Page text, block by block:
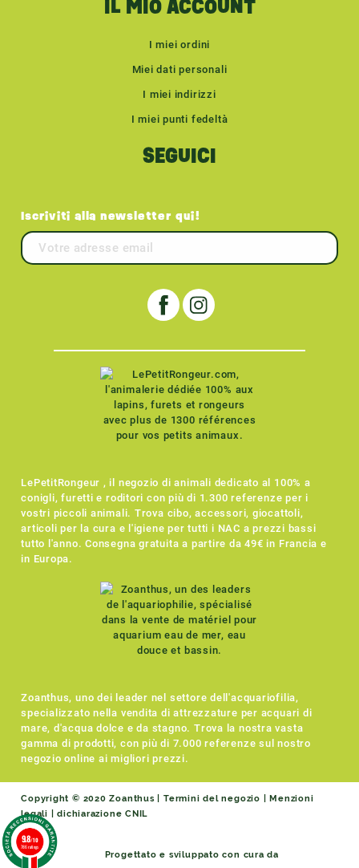
IL MIO ACCOUNT
I miei ordini
Miei dati personali
I miei indirizzi
I miei punti fedeltà
SEGUICI
Iscriviti alla newsletter qui!
LePetitRongeur , il negozio di animali dedicato al 100% a
conigli, furetti e roditori con più di 1.300 referenze per i
vostri piccoli animali. Trova cibo, accessori, giocattoli,
articoli per la cura e l'igiene per tutti i NAC a prezzi bassi
tutto l'anno. Consegna gratuita a partire da 49€ in Francia e
in Europa.
Zoanthus, uno dei leader nel settore dell'acquariofilia,
specializzato nella vendita di attrezzature per acquari di
mare, d'acqua dolce e da stagno. Trova la nostra vasta
gamma di prodotti, con più di 7.000 referenze sul nostro
negozio online ai migliori prezzi.
Copyright © 2020 Zoanthus |Termini del negozio |Menzioni
legali |dichiarazione CNIL
Progettato e sviluppato con cura da
9.8/10
786 ratings